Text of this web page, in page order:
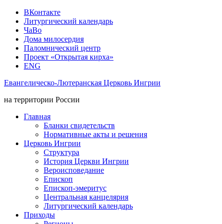
ВКонтакте
Литургический календарь
ЧаВо
Дома милосердия
Паломнический центр
Проект «Открытая кирха»
ENG
Евангелическо-Лютеранская Церковь Ингрии
на территории России
Главная
Бланки свидетельств
Нормативные акты и решения
Церковь Ингрии
Структура
История Церкви Ингрии
Вероисповедание
Епископ
Епископ-эмеритус
Центральная канцелярия
Литургический календарь
Приходы